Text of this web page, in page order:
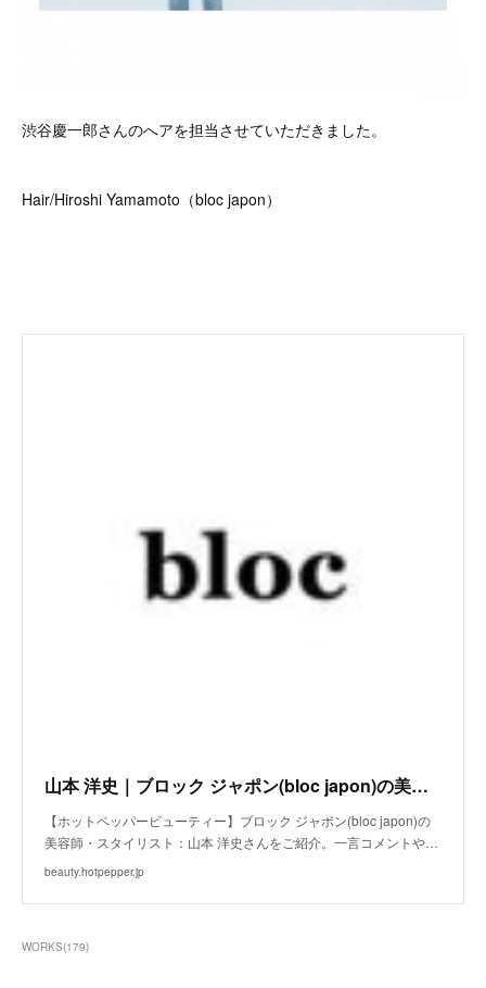
渋谷慶一郎さんのへアを担当させていただきました。
Hair/Hiroshi Yamamoto（bloc japon）
山本 洋史｜ブロック ジャポン(bloc japon)の美容師・スタイリスト｜ホットペッパービューティー
【ホットペッパービューティー】ブロック ジャポン(bloc japon)の
美容師・スタイリスト：山本 洋史さんをご紹介。一言コメントや…
beauty.hotpepper.jp
WORKS(179)